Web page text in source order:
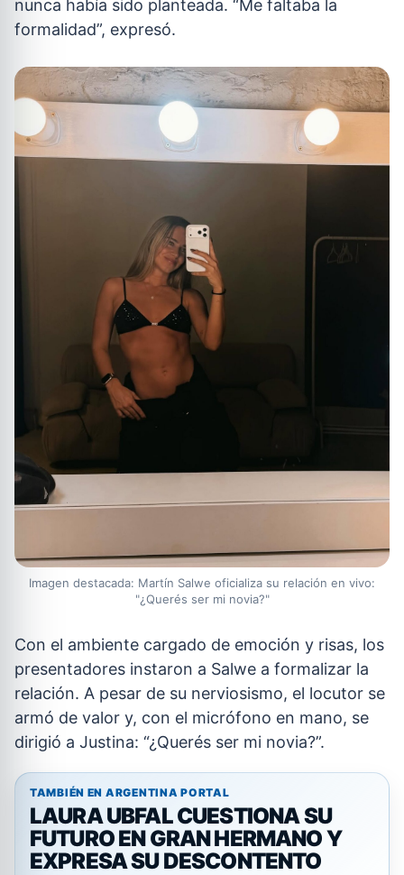
nunca había sido planteada. “Me faltaba la
formalidad”, expresó.
Imagen destacada: Martín Salwe oficializa su relación en vivo:
"¿Querés ser mi novia?"
Con el ambiente cargado de emoción y risas, los
presentadores instaron a Salwe a formalizar la
relación. A pesar de su nerviosismo, el locutor se
armó de valor y, con el micrófono en mano, se
dirigió a Justina: “¿Querés ser mi novia?”.
TAMBIÉN EN ARGENTINA PORTAL
LAURA UBFAL CUESTIONA SU
FUTURO EN GRAN HERMANO Y
EXPRESA SU DESCONTENTO